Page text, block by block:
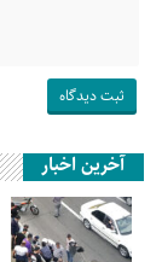
آخرین اخبار